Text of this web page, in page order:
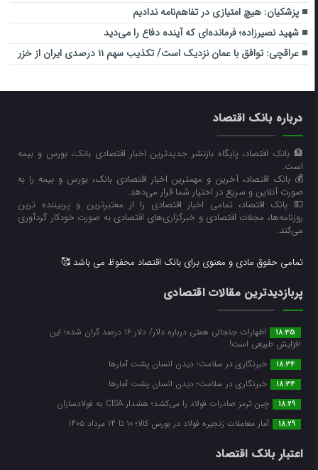
پزشکیان: هیچ امتیازی در تفاهم‌نامه ندادیم
شهید نصیرزاده؛ فرمانده‌ای که آینده دفاع را می‌دید
عراقچی: توافق با عمان نزدیک است/ تکذیب سهم ۱۱ درصدی ایران از خزر
درباره بانک اقتصاد
🏦 بانک اقتصاد، پایگاه بازنشر جدیدترین اخبار اقتصادی بانک، بورس و بیمه
است.
💰 بانک اقتصاد، آخرین و مهمترین اخبار اقتصادی بانک، بورس و بیمه را به
صورت آنلاین و سریع در اختیار شما قرار می‌‌دهد.
💵 بانک اقتصاد، تمامی اخبار اقتصادی را از معتبرترین و پربیننده ترین
روزنامه‌ها، مجلات اقتصادی و خبرگزاری‌های اقتصادی به صورت خودکار گردآوری
می‌کند.
تمامی حقوق مادی و معنوی برای بانک اقتصاد محفوظ می باشد 🥰
پربازدیدترین مقالات اقتصادی
18:35
اظهارات جنجالی همتی درباره دلار/ دلار ۱۶ درصد گران شده؛ این
افزایش طبیعی است!
18:34 خبرنگاری در سلامت؛ دیدن انسان پشت آمارها
18:34 خبرنگاری در سلامت؛ دیدن انسان پشت آمارها
18:29 چین ترمز صادرات فولاد را می‌کشد؛ هشدار CISA به فولادسازان
18:29 آمار معاملات زنجیره فولاد در بورس کالا؛ ۱۰ تا ۱۴ مرداد ۱۴۰۵
اعتبار بانک اقتصاد